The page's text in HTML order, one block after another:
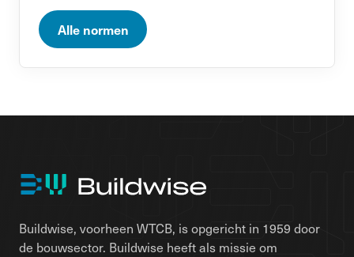
Alle normen
Buildwise, voorheen WTCB, is opgericht in 1959 door
de bouwsector. Buildwise heeft als missie om